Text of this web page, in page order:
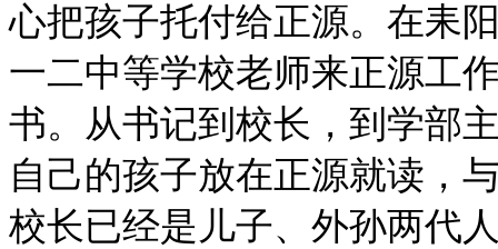
心把孩子托付给正源。在耒
一二中等学校老师来正源工
书。从书记到校长，到学部
自己的孩子放在正源就读，
校长已经是儿子、外孙两代